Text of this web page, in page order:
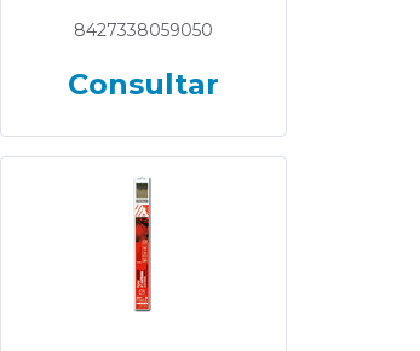
8427338059050
Consultar